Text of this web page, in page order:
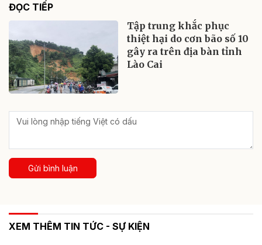
ĐỌC TIẾP
Tập trung khắc phục
thiệt hại do cơn bão số 10
gây ra trên địa bàn tỉnh
Lào Cai
Gửi bình luận
XEM THÊM TIN TỨC - SỰ KIỆN